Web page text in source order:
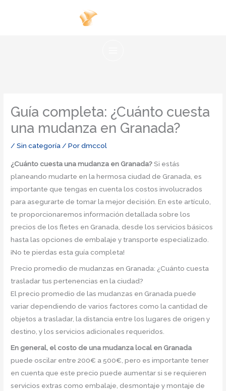
Guía completa: ¿Cuánto cuesta
una mudanza en Granada?
/Sin categoría/ Pordmccol
¿Cuánto cuesta una mudanza en Granada?Si estás
planeando mudarte en la hermosa ciudad de Granada, es
importante que tengas en cuenta los costos involucrados
para asegurarte de tomar la mejor decisión. En este artículo,
te proporcionaremos información detallada sobre los
precios de los fletes en Granada, desde los servicios básicos
hasta las opciones de embalaje y transporte especializado.
¡No te pierdas esta guía completa!
Precio promedio de mudanzas en Granada: ¿Cuánto cuesta
trasladar tus pertenencias en la ciudad?
El precio promedio de las mudanzas en Granada puede
variar dependiendo de varios factores como la cantidad de
objetos a trasladar, la distancia entre los lugares de origen y
destino, y los servicios adicionales requeridos.
En general, el costo de una mudanza local en Granada
puede oscilar entre 200€ a 500€, pero es importante tener
en cuenta que este precio puede aumentar si se requieren
servicios extras como embalaje, desmontaje y montaje de